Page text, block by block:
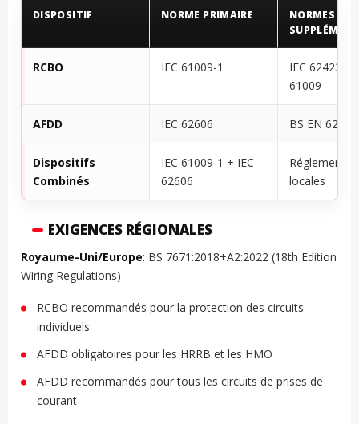
DISPOSITIF NORME PRIMAIRE
NORMES
RCBO IEC 61009-1
IEC 62423,
61009
AFDD IEC 62606 BS EN 62606
Dispositifs
Combinés
IEC 61009-1 + IEC
62606
locales
EXIGENCES RÉGIONALES
Royaume-Uni/Europe: BS 7671:2018+A2:2022 (18th Edition
Wiring Regulations)
RCBO recommandés pour la protection des circuits
individuels
AFDD obligatoires pour les HRRB et les HMO
AFDD recommandés pour tous les circuits de prises de
courant